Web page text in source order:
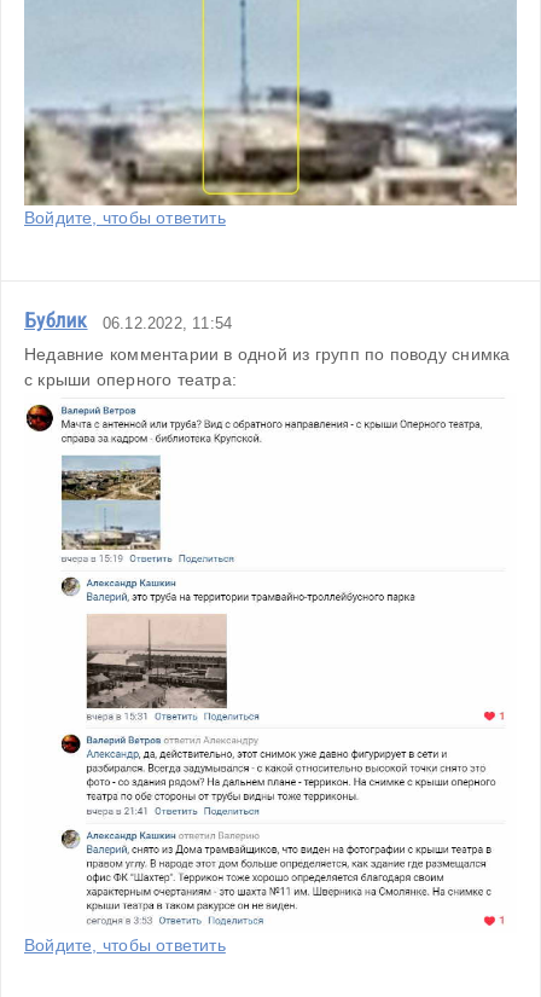
Войдите, чтобы ответить
Бублик 06.12.2022, 11:54
Недавние комментарии в одной из групп по поводу снимка
с крыши оперного театра:
Войдите, чтобы ответить